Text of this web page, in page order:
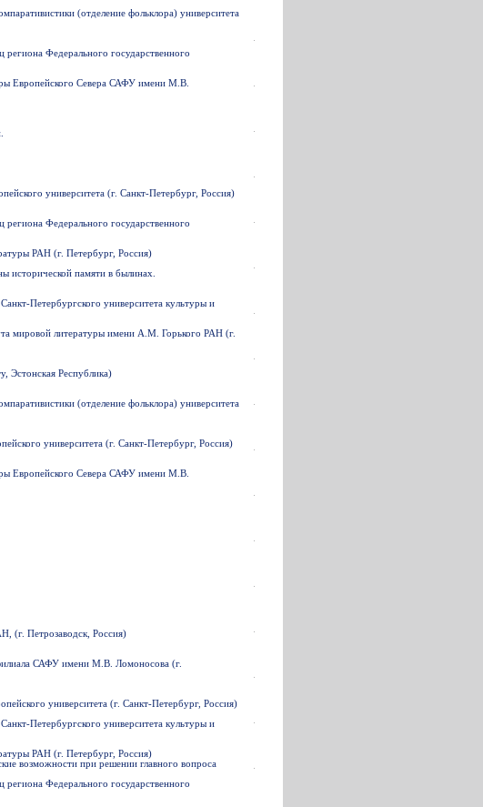
(отделение фольклора) университета
Федерального государственного
Европейского Севера САФУ имени М.В.
университета (г. Санкт-Петербург, Россия)
Федерального государственного
РАН (г. Петербург, Россия)
исторической памяти в былинах.
Петербургского университета культуры и
мировой литературы имени А.М. Горького РАН (г.
Эстонская Республика)
(отделение фольклора) университета
университета (г. Санкт-Петербург, Россия)
Европейского Севера САФУ имени М.В.
(г. Петрозаводск, Россия)
САФУ имени М.В. Ломоносова (г.
университета (г. Санкт-Петербург, Россия)
Петербургского университета культуры и
РАН (г. Петербург, Россия)
возможности при решении главного вопроса
Федерального государственного